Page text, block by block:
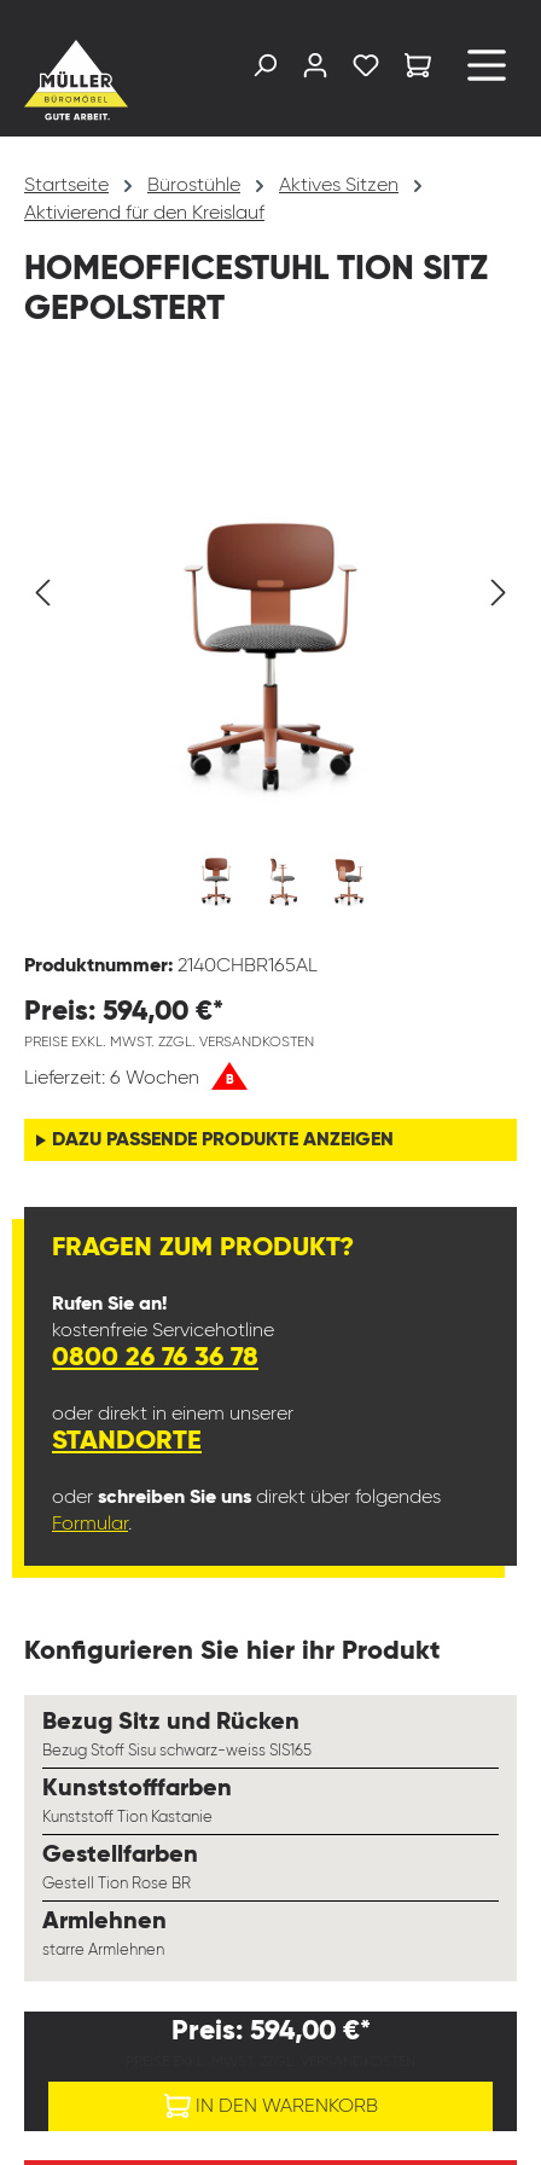
Startseite Bürostühle
Aktives Sitzen
Aktivierend für den Kreislauf
HOMEOFFICESTUHL TION SITZ
GEPOLSTERT
Produktnummer: 2140CHBR165AL
Preis: 594,00 €*
PREISE EXKL. MWST. ZZGL. VERSANDKOSTEN
Lieferzeit: 6 Wochen B
DAZU PASSENDE PRODUKTE ANZEIGEN
FRAGEN ZUM PRODUKT?
Rufen Sie an!
kostenfreie Servicehotline
0800 26 76 36 78
oder direkt in einem unserer
STANDORTE
oder schreiben Sie uns direkt über folgendes
Formular.
Konfigurieren Sie hier ihr Produkt
Bezug Sitz und Rücken
Bezug Stoff Sisu schwarz-weiss SIS165
Kunststofffarben
Kunststoff Tion Kastanie
Gestellfarben
Gestell Tion Rose BR
Armlehnen
starre Armlehnen
Preis: 594,00 €*
IN DEN WARENKORB